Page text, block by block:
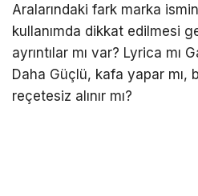
Aralarındaki fark marka
kullanımda dikkat edilmesi
ayrıntılar mı var? Lyrica mı
Daha Güçlü, kafa yapar mı,
reçetesiz alınır mı?